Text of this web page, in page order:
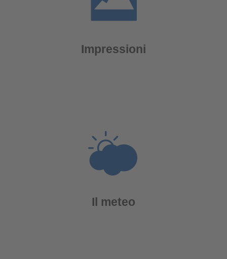
Impressioni
Il meteo